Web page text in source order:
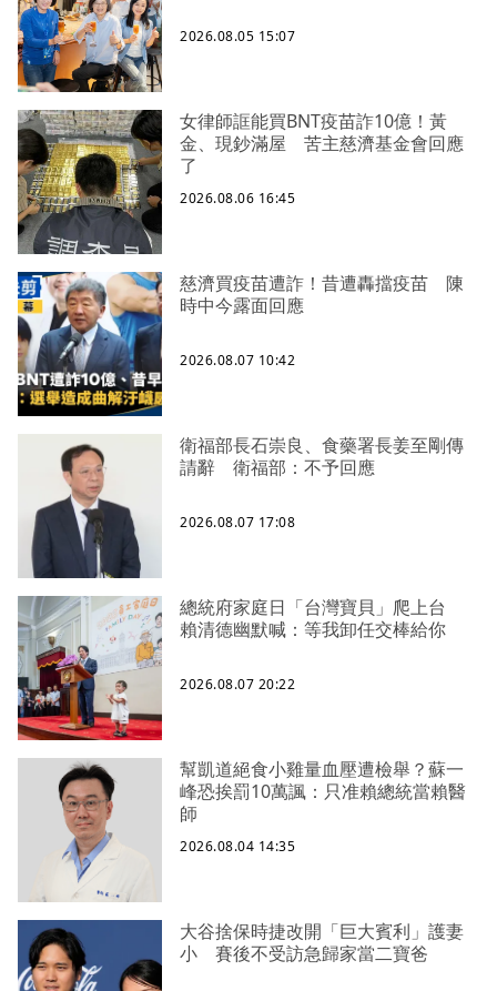
2026.08.05 15:07
女律師誆能買BNT疫苗詐10億！黃
金、現鈔滿屋 苦主慈濟基金會回應
了
2026.08.06 16:45
慈濟買疫苗遭詐！昔遭轟擋疫苗 陳
時中今露面回應
2026.08.07 10:42
衛福部長石崇良、食藥署長姜至剛傳
請辭 衛福部：不予回應
2026.08.07 17:08
總統府家庭日「台灣寶貝」爬上台
賴清德幽默喊：等我卸任交棒給你
2026.08.07 20:22
幫凱道絕食小雞量血壓遭檢舉？蘇一
峰恐挨罰10萬諷：只准賴總統當賴醫
師
2026.08.04 14:35
大谷捨保時捷改開「巨大賓利」護妻
小 賽後不受訪急歸家當二寶爸